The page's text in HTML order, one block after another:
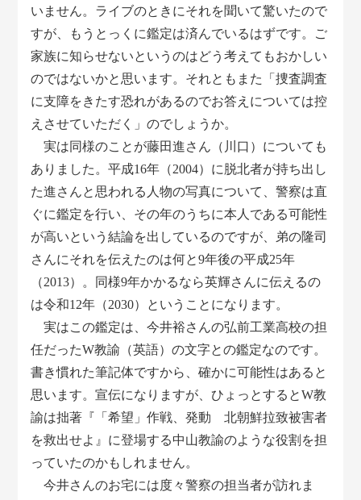
いません。ライブのときにそれを聞いて驚いたので
すが、もうとっくに鑑定は済んでいるはずです。ご
家族に知らせないというのはどう考えてもおかしい
のではないかと思います。それともまた「捜査調査
に支障をきたす恐れがあるのでお答えについては控
えさせていただく」のでしょうか。
実は同様のことが藤田進さん（川口）についても
ありました。平成16年（2004）に脱北者が持ち出し
た進さんと思われる人物の写真について、警察は直
ぐに鑑定を行い、その年のうちに本人である可能性
が高いという結論を出しているのですが、弟の隆司
さんにそれを伝えたのは何と9年後の平成25年
（2013）。同様9年かかるなら英輝さんに伝えるの
は令和12年（2030）ということになります。
実はこの鑑定は、今井裕さんの弘前工業高校の担
任だったW教諭（英語）の文字との鑑定なのです。
書き慣れた筆記体ですから、確かに可能性はあると
思います。宣伝になりますが、ひょっとするとW教
諭は拙著『「希望」作戦、発動 北朝鮮拉致被害者
を救出せよ』に登場する中山教諭のような役割を担
っていたのかもしれません。
今井さんのお宅には度々警察の担当者が訪れま